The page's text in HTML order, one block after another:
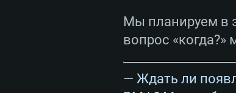
ОС: Windows 10 (64 bit)
Процессор: Dual-Core 2.2
Операционная система:
Процессор: Core i5,
не поддерживается)
Операционная
дистрибутивы Linux 64bit
Процессор: Dual-Core 2.4
Мы планируем в
вопрос
— Ждать ли